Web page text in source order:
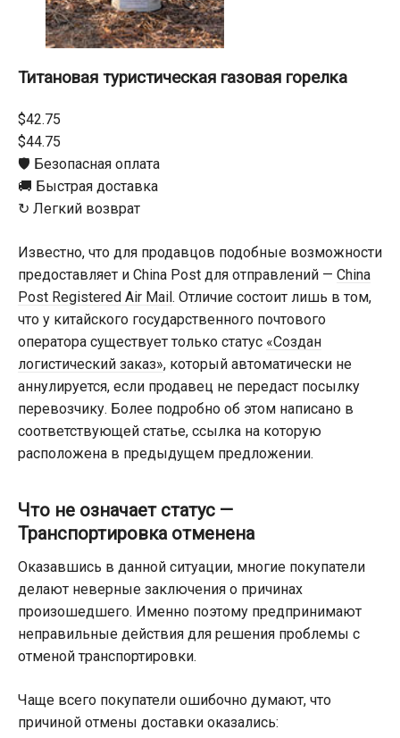
Титановая туристическая газовая горелка
$42.75
$44.75
🛡️ Безопасная оплата
🚚 Быстрая доставка
↻ Легкий возврат
Известно, что для продавцов подобные возможности
предоставляет и China Post для отправлений — China
Post Registered Air Mail. Отличие состоит лишь в том,
что у китайского государственного почтового
оператора существует только статус «Создан
логистический заказ», который автоматически не
аннулируется, если продавец не передаст посылку
перевозчику. Более подробно об этом написано в
соответствующей статье, ссылка на которую
расположена в предыдущем предложении.
Что не означает статус —
Транспортировка отменена
Оказавшись в данной ситуации, многие покупатели
делают неверные заключения о причинах
произошедшего. Именно поэтому предпринимают
неправильные действия для решения проблемы с
отменой транспортировки.
Чаще всего покупатели ошибочно думают, что
причиной отмены доставки оказались: